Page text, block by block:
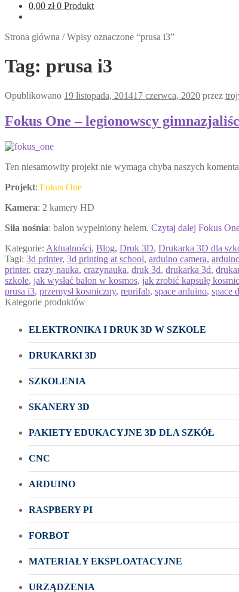
0,00 zł 0 Produkt
Strona główna /Wpisy oznaczone “prusa i3”
Tag: prusa i3
Opublikowano 19 listopada, 201417 czerwca, 2020 przez
Fokus One – legionowscy
Ten niesamowity projekt nie wymaga chyba naszych
Projekt: Fokus One
Kamera: 2 kamery HD
Siła nośnia: balon wypełniony helem. Czytaj dalej Fokus
Kategorie: Aktualności, Blog, Druk 3D, Drukarka 3D dla
Tagi: 3d printer, 3d printing at school, arduino camera,
printer, crazy nauka, crazynauka, druk 3d, drukarka 3d,
szkole, jak wysłać balon w kosmos, jak zrobić kapsułę
prusa i3, przemysł kosmiczny, reprifab, space arduino, space
Kategorie produktów
ELEKTRONIKA I DRUK 3D W SZKOLE
DRUKARKI 3D
SZKOLENIA
SKANERY 3D
PAKIETY EDUKACYJNE 3D DLA SZKÓŁ
CNC
ARDUINO
RASPBERY PI
FORBOT
MATERIAŁY EKSPLOATACYJNE
URZĄDZENIA